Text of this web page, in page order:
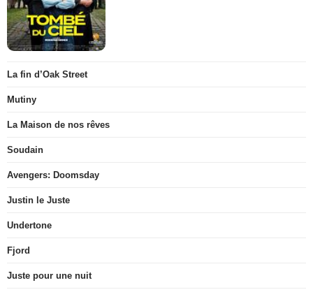
La fin d’Oak Street
Mutiny
La Maison de nos rêves
Soudain
Avengers: Doomsday
Justin le Juste
Undertone
Fjord
Juste pour une nuit